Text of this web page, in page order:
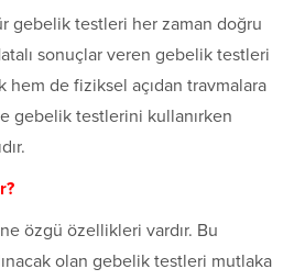
gebelik testleri her zaman doğru
sonuçlar veren gebelik testleri
hem de fiziksel açıdan travmalara
gebelik testlerini kullanırken
özgü özellikleri vardır. Bu
olan gebelik testleri mutlaka